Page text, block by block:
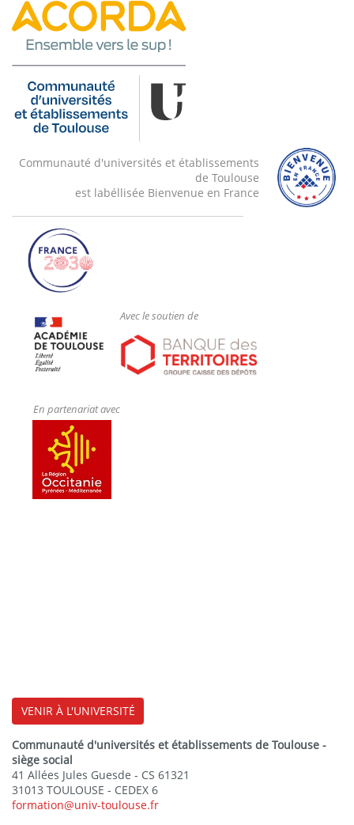
Communauté d'universités et établissements
de Toulouse
est labéllisée Bienvenue en France
Avec le soutien de
En partenariat avec
VENIR À L'UNIVERSITÉ
Communauté d'universités et établissements de Toulouse -
siège social
41 Allées Jules Guesde - CS 61321
31013 TOULOUSE - CEDEX 6
formation@univ-toulouse.fr